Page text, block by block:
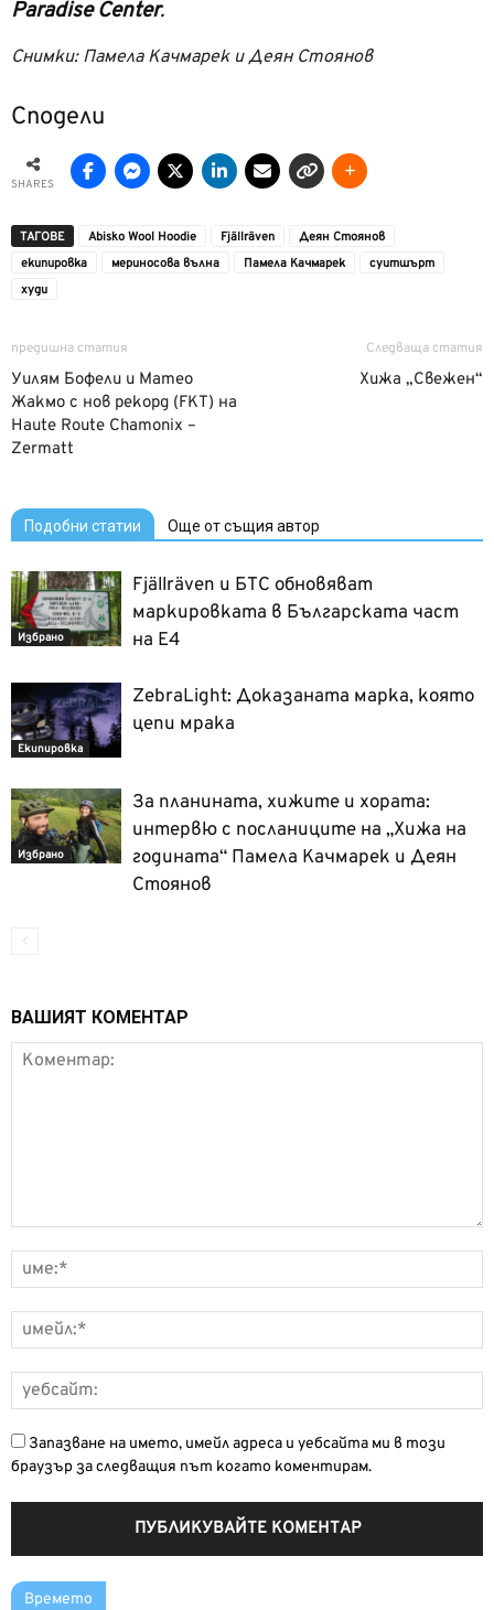
Paradise Center.
Снимки: Памела Качмарек и Деян Стоянов
Сподели
SHARES
ТАГОВЕ Abisko Wool Hoodie Fjällräven
Деян Стоянов
екипировка
мериносова вълна Памела Качмарек
суитшърт
худи
предишна статия
Уилям Бофели и Матео
Жакмо с нов рекорд (FKT) на
Haute Route Chamonix –
Zermatt
Следваща статия
Хижа „Свежен“
Подобни статии Още от същия автор
Избрано
Fjällräven и БТС обновяват
маркировката в Българската част
на Е4
Екипировка
ZebraLight: Доказаната марка, която
цепи мрака
Избрано
За планината, хижите и хората:
интервю с посланиците на „Хижа на
годината“ Памела Качмарек и Деян
Стоянов
ВАШИЯТ КОМЕНТАР
Запазване на името, имейл адреса и уебсайта ми в този
браузър за следващия път когато коментирам.
Времето